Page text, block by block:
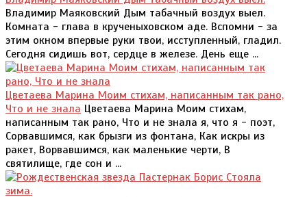
Владимир Маяковский Дым табачный воздух выел.
Комната - глава в крученыховском аде. Вспомни - за
этим окном впервые руки твои, исступленный, гладил.
Сегодня сидишь вот, сердце в железе. День еще ...
Цветаева Марина Моим стихам, написанным так рано,
Что и не знала Цветаева Марина Моим стихам,
написанным так рано, Что и не знала я, что я - поэт,
Сорвавшимся, как брызги из фонтана, Как искры из
ракет, Ворвавшимся, как маленькие черти, В
святилище, где сон и ...